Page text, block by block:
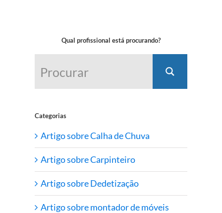
Qual profissional está procurando?
Categorias
Artigo sobre Calha de Chuva
Artigo sobre Carpinteiro
Artigo sobre Dedetização
Artigo sobre montador de móveis